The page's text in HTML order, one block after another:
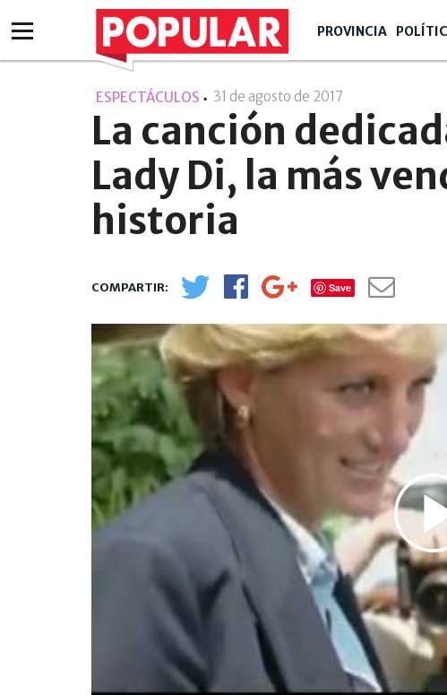
PROVINCIA
ESPECTÁCULOS 31 de agosto de 2017
La canción
Lady Di, la más
historia
Save